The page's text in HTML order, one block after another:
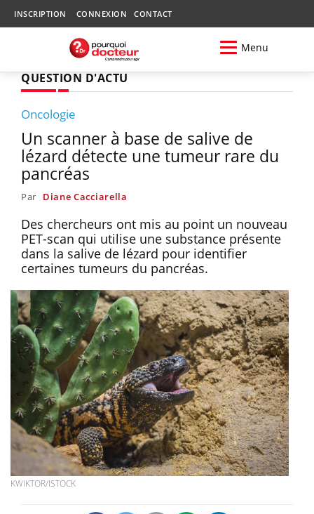
INSCRIPTION CONNEXION CONTACT
Menu
QUESTION D'ACTU
Oncologie
Un scanner à base de salive de
lézard détecte une tumeur rare du
pancréas
Par Diane Cacciarella
Des chercheurs ont mis au point un nouveau
PET-scan qui utilise une substance présente
dans la salive de lézard pour identifier
certaines tumeurs du pancréas.
KWIKTOR/ISTOCK